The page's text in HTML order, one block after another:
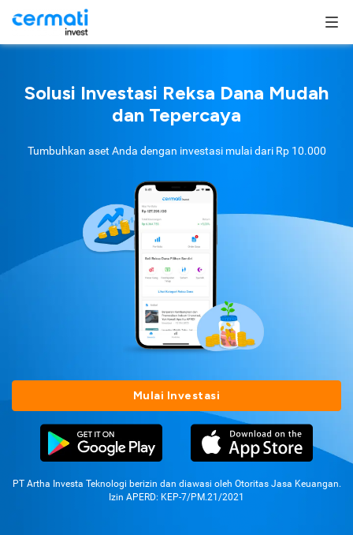
Solusi Investasi Reksa Dana Mudah
dan Tepercaya
Tumbuhkan aset Anda dengan investasi mulai dari Rp 10.000
Mulai Investasi
PT Artha Investa Teknologi berizin dan diawasi oleh Otoritas Jasa Keuangan.
Izin APERD: KEP-7/PM.21/2021